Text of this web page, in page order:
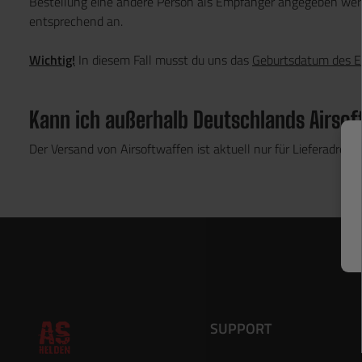
entsprechend an.
Wichtig! In diesem Fall musst du uns das Geburtsdatum des
Kann ich außerhalb Deutschlands
Der Versand von Airsoftwaffen ist aktuell nur für
SUPPORT